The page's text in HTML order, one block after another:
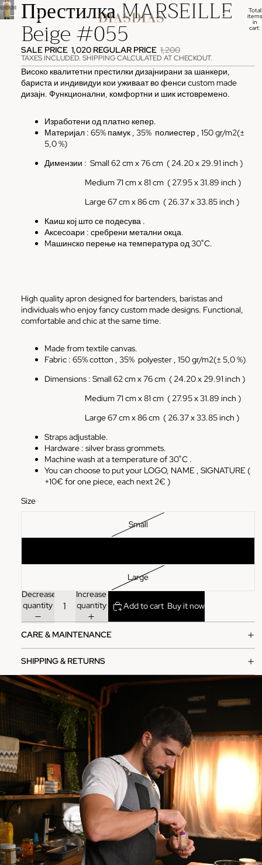
Total
items
in
cart:
Престилка MARSEILLE
Beige #055
SALE PRICE 1,020 REGULAR PRICE 1,200
TAXES INCLUDED. SHIPPING CALCULATED AT CHECKOUT.
Високо квалитетни престилки дизајнирани за шанкери,
бариста и индивидуи кои уживаат во фенси custom made
дизајн. Функционални, комфортни и шик истовремено.
Изработени од платно кепер.
Материјал : 65% памук , 35% полиестер , 150 gr/m2(±
5,0 %)
Димензии : Small 62 cm x 76 cm ( 24.20 x 29.91 inch )
Medium 71 cm x 81 cm ( 27.95 x 31.89 inch )
Large 67 cm x 86 cm ( 26.37 x 33.85 inch )
Каиш кој што се подесува .
Аксесоари : сребрени метални окца.
Mашинско перење на температура од 30˚C.
High quality apron designed for bartenders, baristas and
individuals who enjoy fancy custom made designs. Functional,
comfortable and chic at the same time.
Made from textile canvas.
Fabric : 65% cotton , 35% polyester , 150 gr/m2(± 5,0 %)
Dimensions : Small 62 cm x 76 cm ( 24.20 x 29.91 inch )
Medium 71 cm x 81 cm ( 27.95 x 31.89 inch )
Large 67 cm x 86 cm ( 26.37 x 33.85 inch )
Straps adjustable.
Hardware : silver brass grommets.
Machine wash at a temperature of 30˚C .
You can choose to put your LOGO, NAME , SIGNATURE (
+10€ for one piece, each next 2€ )
Size
Small
Large
Decrease
quantity
Increase
quantity
Add to cart Buy it now
CARE & MAINTENANCE
SHIPPING & RETURNS